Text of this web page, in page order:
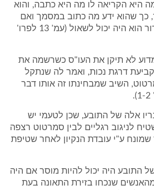
היא הקריאה לו מה היא כתבה, והוא
שהוא ידע מה כתוב במסמך ואם
משהו לא היה ברור הוא היה יכול לשאול (עמ' 13 לפרו'
לא תיקן את העו"ס כשרשמה את
דרגת נכות, ואמר לה שנתקל
השיב שמבחינתו זה אותו דבר
אלה של התובע, שכן לטעמי יש
לניגוב רגליים לבין סמרטוט רצפה
ע"י עובדת הנקיון לאחר שטיפת
התובע היה יכול להיות מוסר אם היה
שנכחו בזירת התאונה בעת